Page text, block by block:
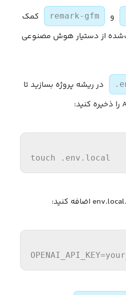
و remark-gfm
کمک
از دستیار هوش مصنوعی
در ریشه پروژه بسازید تا
touch .env. local
OPENAI_API_KEY